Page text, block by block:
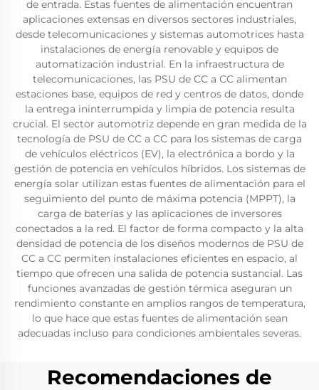
de entrada. Estas fuentes de alimentación encuentran
aplicaciones extensas en diversos sectores industriales,
desde telecomunicaciones y sistemas automotrices hasta
instalaciones de energía renovable y equipos de
automatización industrial. En la infraestructura de
telecomunicaciones, las PSU de CC a CC alimentan
estaciones base, equipos de red y centros de datos, donde
la entrega ininterrumpida y limpia de potencia resulta
crucial. El sector automotriz depende en gran medida de la
tecnología de PSU de CC a CC para los sistemas de carga
de vehículos eléctricos (EV), la electrónica a bordo y la
gestión de potencia en vehículos híbridos. Los sistemas de
energía solar utilizan estas fuentes de alimentación para el
seguimiento del punto de máxima potencia (MPPT), la
carga de baterías y las aplicaciones de inversores
conectados a la red. El factor de forma compacto y la alta
densidad de potencia de los diseños modernos de PSU de
CC a CC permiten instalaciones eficientes en espacio, al
tiempo que ofrecen una salida de potencia sustancial. Las
funciones avanzadas de gestión térmica aseguran un
rendimiento constante en amplios rangos de temperatura,
lo que hace que estas fuentes de alimentación sean
adecuadas incluso para condiciones ambientales severas.
Recomendaciones de